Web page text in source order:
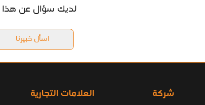
لديك سؤال عن هذا
اسأل خبيرنا
شركة العلامات التجارية